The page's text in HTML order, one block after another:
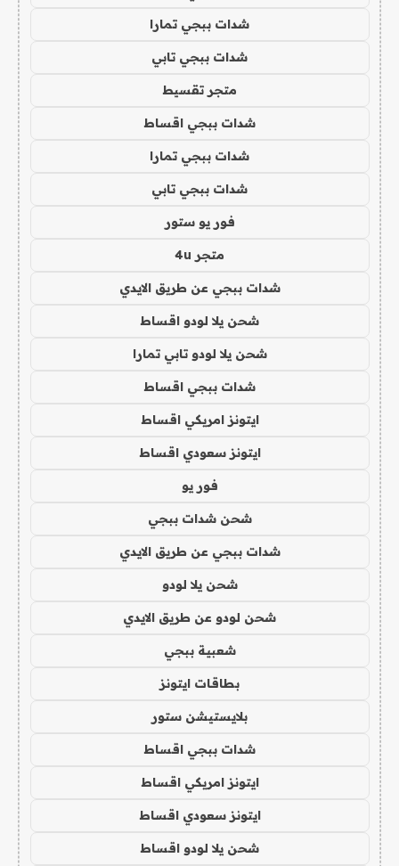
شدات ببجي تمارا
شدات ببجي تابي
متجر تقسيط
شدات ببجي اقساط
شدات ببجي تمارا
شدات ببجي تابي
فور يو ستور
متجر 4u
شدات ببجي عن طريق الايدي
شحن يلا لودو اقساط
شحن يلا لودو تابي تمارا
شدات ببجي اقساط
ايتونز امريكي اقساط
ايتونز سعودي اقساط
فور يو
شحن شدات ببجي
شدات ببجي عن طريق الايدي
شحن يلا لودو
شحن لودو عن طريق الايدي
شعبية ببجي
بطاقات ايتونز
بلايستيشن ستور
شدات ببجي اقساط
ايتونز امريكي اقساط
ايتونز سعودي اقساط
شحن يلا لودو اقساط